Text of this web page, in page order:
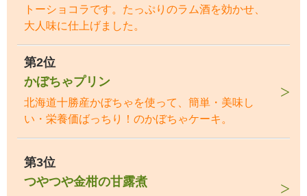
トーショコラです。たっぷりのラム酒を効かせ、
大人味に仕上げました。
第2位
かぼちゃプリン
北海道十勝産かぼちゃを使って、簡単・美味し
い・栄養価ばっちり！のかぼちゃケーキ。
第3位
つやつや金柑の甘露煮